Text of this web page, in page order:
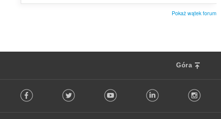
Pokaż wątek forum
Góra
o Facebook Twitter Youtube LinkedIn